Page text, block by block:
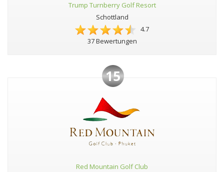
Trump Turnberry Golf Resort
Schottland
4.7
37 Bewertungen
15
Red Mountain Golf Club